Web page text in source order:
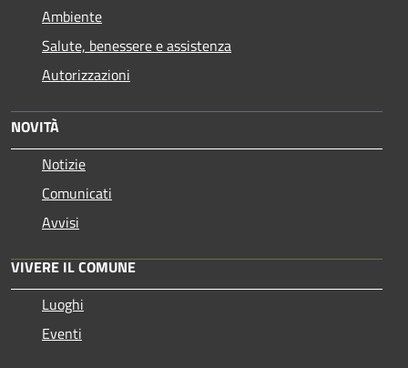
Ambiente
Salute, benessere e assistenza
Autorizzazioni
NOVITÀ
Notizie
Comunicati
Avvisi
VIVERE IL COMUNE
Luoghi
Eventi